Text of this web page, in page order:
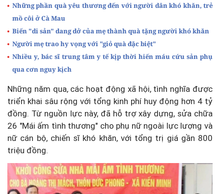
Những phần quà yêu thương đến với người dân khó khăn, trẻ
mồ côi ở Cà Mau
Biến "di sản" dang dở của mẹ thành quà tặng người khó khăn
Người mẹ trao hy vọng với "giỏ quà đặc biệt"
Nhiều y, bác sĩ trung tâm y tế kịp thời hiến máu cứu sản phụ
qua cơn nguy kịch
Những năm qua, các hoạt động xã hội, tình nghĩa được
triển khai sâu rộng với tổng kinh phí huy động hơn 4 tỷ
đồng. Từ nguồn lực này, đã hỗ trợ xây dựng, sửa chữa
26 "Mái ấm tình thương" cho phụ nữ ngoài lực lượng và
nữ cán bộ, chiến sĩ khó khăn, với tổng trị giá gần 800
triệu đồng.